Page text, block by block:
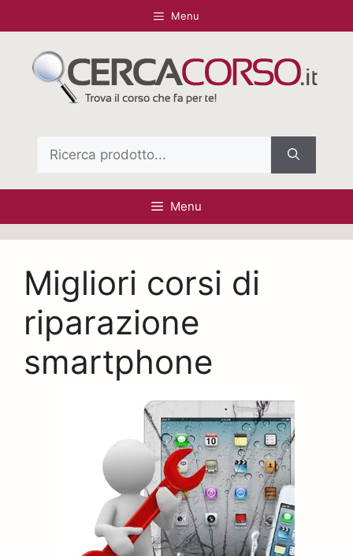
al
contenuto
Menu
Ricerca
Menu
Migliori corsi di
riparazione
smartphone